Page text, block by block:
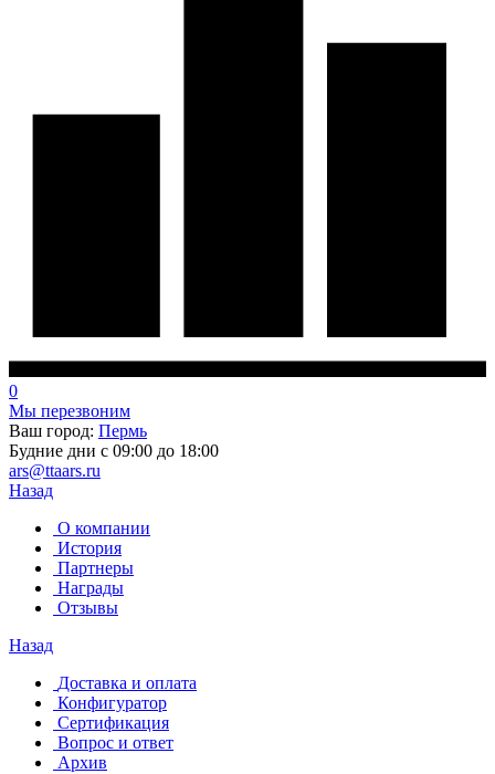
0
Мы перезвоним
Ваш город: Пермь
Будние дни с 09:00 до 18:00
ars@ttaars.ru
Назад
О компании
История
Партнеры
Награды
Отзывы
Назад
Доставка и оплата
Конфигуратор
Сертификация
Вопрос и ответ
Архив